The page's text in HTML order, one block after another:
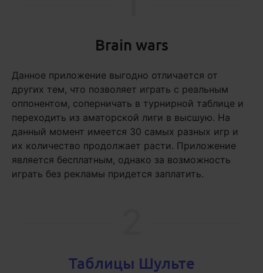
Brain wars
Данное приложение выгодно отличается от
других тем, что позволяет играть с реальным
оппонентом, соперничать в турнирной таблице и
переходить из аматорской лиги в высшую. На
данный момент имеется 30 самых разных игр и
их количество продолжает расти. Приложение
является бесплатным, однако за возможность
играть без рекламы придется заплатить.
Таблицы Шульте